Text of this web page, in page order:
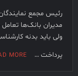
رئیس مجمع
مدیران بانک‌ها
ولی باید بدنه
پرداخت …
MORE